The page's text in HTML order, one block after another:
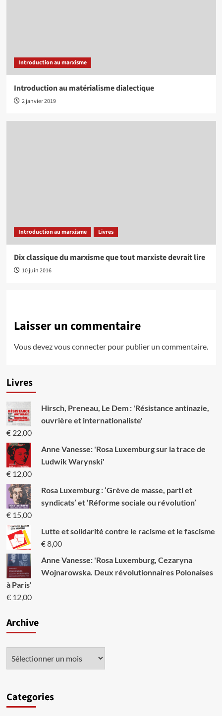
Introduction au marxisme
Introduction au matérialisme dialectique
2 janvier 2019
Introduction au marxisme Livres
Dix classique du marxisme que tout marxiste devrait lire
10 juin 2016
Laisser un commentaire
Vous devezvous connecterpour publier un commentaire.
Livres
Hirsch, Preneau, Le Dem : 'Résistance antinazie,
ouvrière et internationaliste'
€22,00
Anne Vanesse: 'Rosa Luxemburg sur la trace de
Ludwik Warynski'
€12,00
Rosa Luxemburg : ‘Grève de masse, parti et
syndicats’ et ‘Réforme sociale ou révolution’
€15,00
Lutte et solidarité contre le racisme et le fascisme
€8,00
Anne Vanesse: 'Rosa Luxemburg, Cezaryna
Wojnarowska. Deux révolutionnaires Polonaises
à Paris'
€12,00
Archive
Categories